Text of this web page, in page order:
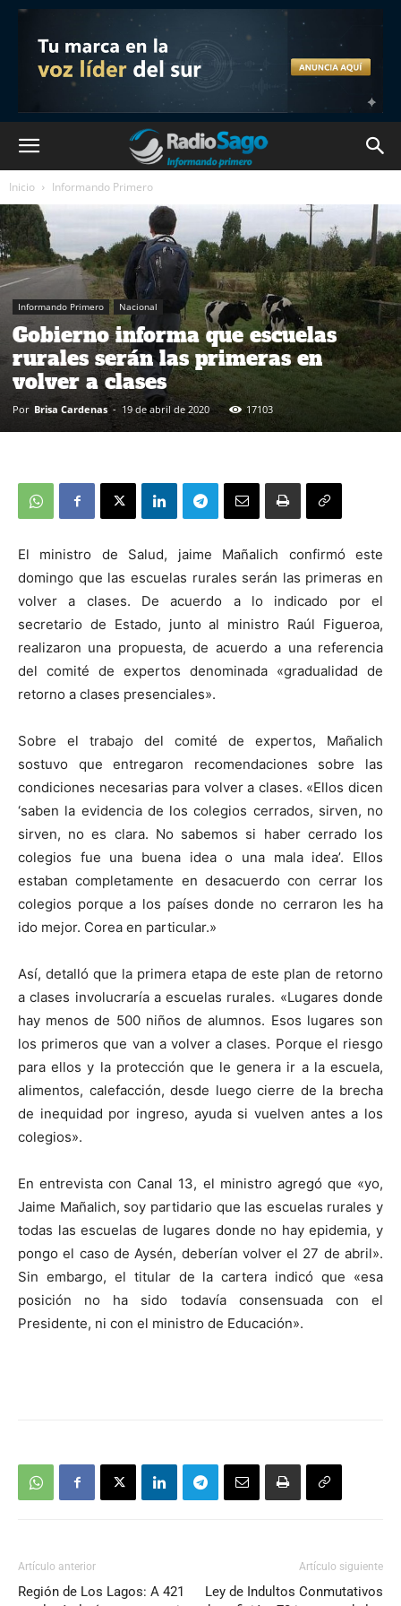
Inicio Informando Primero
Informando Primero Nacional
Gobierno informa que escuelas
rurales serán las primeras en
volver a clases
Por Brisa Cardenas - 19 de abril de 2020 17103
El ministro de Salud, jaime Mañalich confirmó este
domingo que las escuelas rurales serán las primeras en
volver a clases. De acuerdo a lo indicado por el
secretario de Estado, junto al ministro Raúl Figueroa,
realizaron una propuesta, de acuerdo a una referencia
del comité de expertos denominada «gradualidad de
retorno a clases presenciales».
Sobre el trabajo del comité de expertos, Mañalich
sostuvo que entregaron recomendaciones sobre las
condiciones necesarias para volver a clases. «Ellos dicen
‘saben la evidencia de los colegios cerrados, sirven, no
sirven, no es clara. No sabemos si haber cerrado los
colegios fue una buena idea o una mala idea’. Ellos
estaban completamente en desacuerdo con cerrar los
colegios porque a los países donde no cerraron les ha
ido mejor. Corea en particular.»
Así, detalló que la primera etapa de este plan de retorno
a clases involucraría a escuelas rurales. «Lugares donde
hay menos de 500 niños de alumnos. Esos lugares son
los primeros que van a volver a clases. Porque el riesgo
para ellos y la protección que le genera ir a la escuela,
alimentos, calefacción, desde luego cierre de la brecha
de inequidad por ingreso, ayuda si vuelven antes a los
colegios».
En entrevista con Canal 13, el ministro agregó que «yo,
Jaime Mañalich, soy partidario que las escuelas rurales y
todas las escuelas de lugares donde no hay epidemia, y
pongo el caso de Aysén, deberían volver el 27 de abril».
Sin embargo, el titular de la cartera indicó que «esa
posición no ha sido todavía consensuada con el
Presidente, ni con el ministro de Educación».
Artículo anterior
Región de Los Lagos: A 421
Artículo siguiente
Ley de Indultos Conmutativos